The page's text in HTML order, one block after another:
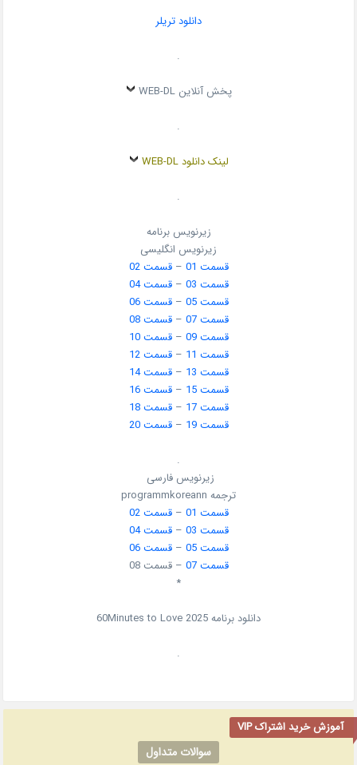
دانلود تریلر
.
پخش آنلاین WEB-DL
.
لینک دانلود WEB-DL
.
زیرنویس برنامه
زیرنویس انگلیسی
قسمت 01
–قسمت 02
قسمت 03
–قسمت 04
قسمت 05
–قسمت 06
قسمت 07
–قسمت 08
قسمت 09
–قسمت 10
قسمت 11
–قسمت 12
قسمت 13
–قسمت 14
قسمت 15
–قسمت 16
قسمت 17
–قسمت 18
قسمت 19
–قسمت 20
.
زیرنویس فارسی
ترجمه programmkoreann
قسمت 01
–قسمت 02
قسمت 03
–قسمت 04
قسمت 05
–قسمت 06
قسمت 07
– قسمت 08
*
دانلود برنامه 60Minutes to Love 2025
.
آموزش خرید اشتراک VIP
سوالات متداول